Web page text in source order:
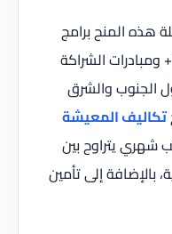
هذه المنح برامج
تعاونية دولية مثل منح Erasmus+ ومبادرات الشراكة
الجنوب والشرق
تكاليف المعيشة
شهري يتراوح بين
نرويجية، بالإضافة إلى تأمين